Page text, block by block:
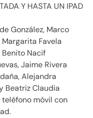
Y HASTA UN IPAD
González, Marco
Favela
Benito Nacif
Jaime Rivera
Alejandra
Beatriz Claudia
teléfono móvil con